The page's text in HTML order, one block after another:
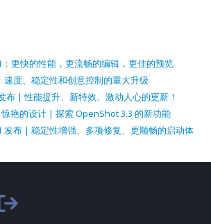
更快的性能，更流畅的编辑，更佳的预览
度、稳定性和创意控制的重大升级
布 | 性能提升、新特效、激动人心的更新！
艳的设计 | 探索 OpenShot 3.3 的新功能
发布 | 稳定性增强、多项修复、更顺畅的启动体